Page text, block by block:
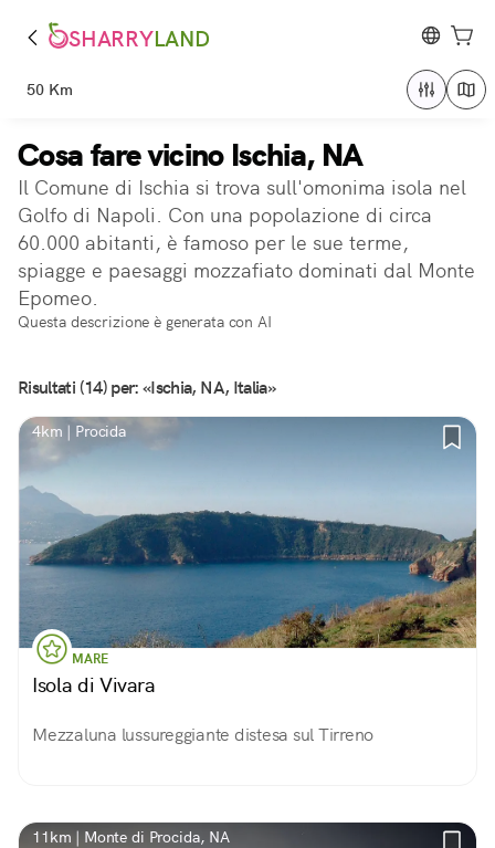
SHARRYLAND
50 Km
Cosa fare vicino Ischia, NA
Il Comune di Ischia si trova sull'omonima isola nel
Golfo di Napoli. Con una popolazione di circa
60.000 abitanti, è famoso per le sue terme,
spiagge e paesaggi mozzafiato dominati dal Monte
Epomeo.
Questa descrizione è generata con AI
Risultati (14) per: «Ischia, NA, Italia»
4km | Procida
MARE
Isola di Vivara
Mezzaluna lussureggiante distesa sul Tirreno
11km | Monte di Procida, NA